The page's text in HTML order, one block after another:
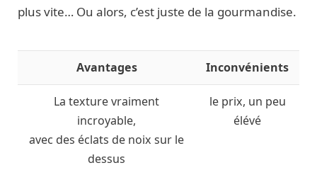
plus vite… Ou alors, c’est juste de la gourmandise.
Avantages Inconvénients
La texture vraiment
incroyable,
avec des éclats de noix sur le
dessus
le prix, un peu
élévé